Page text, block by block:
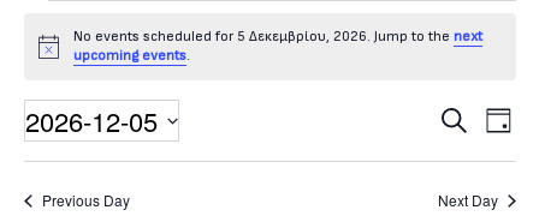
Events
for
5
Notice
No events scheduled for 5 Δεκεμβρίου, 2026. Jump to thenext
upcoming events.
Search
Day
2026-12-05
Select date.
Previous Day Next Day